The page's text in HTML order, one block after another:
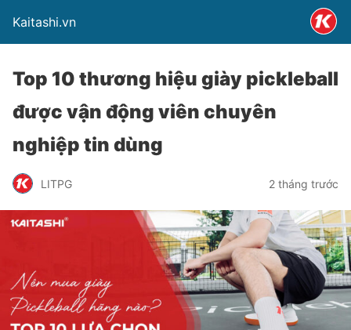
Kaitashi.vn
Top 10 thương hiệu giày pickleball
được vận động viên chuyên
nghiệp tin dùng
LITPG 2 tháng trước